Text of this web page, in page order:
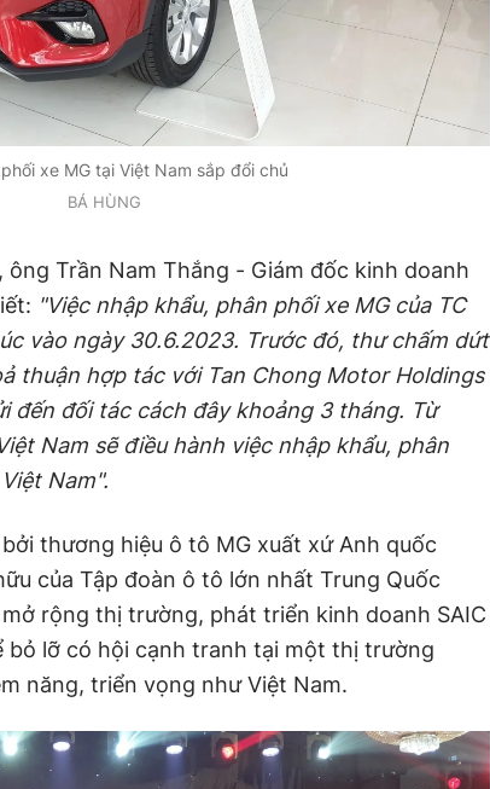
xe MG tại Việt Nam sắp đổi chủ
BÁ HÙNG
, ông Trần Nam Thắng - Giám đốc kinh doanh
"Việc nhập khẩu, phân phối xe MG của TC
vào ngày 30.6.2023. Trước đó, thư chấm dứt
thuận hợp tác với Tan Chong Motor Holdings
đến đối tác cách đây khoảng 3 tháng. Từ
Nam sẽ điều hành việc nhập khẩu, phân
Nam".
thương hiệu ô tô MG xuất xứ Anh quốc
của Tập đoàn ô tô lớn nhất Trung Quốc
rộng thị trường, phát triển kinh doanh SAIC
lỡ có hội cạnh tranh tại một thị trường
năng, triển vọng như Việt Nam.